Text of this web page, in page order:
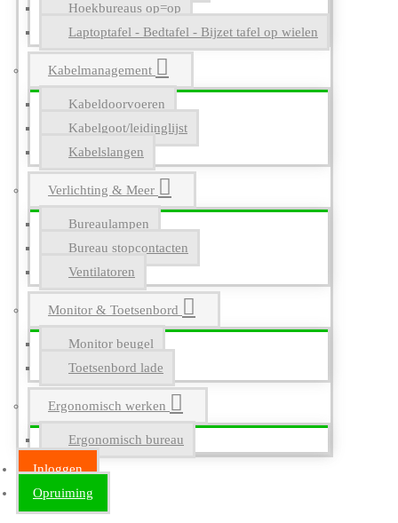
Hoekbureaus op=op
Laptoptafel - Bedtafel - Bijzet tafel op wielen
Kabelmanagement
Kabeldoorvoeren
Kabelgoot/leidinglijst
Kabelslangen
Verlichting & Meer
Bureaulampen
Bureau stopcontacten
Ventilatoren
Monitor & Toetsenbord
Monitor beugel
Toetsenbord lade
Ergonomisch werken
Ergonomisch bureau
Inloggen
Opruiming